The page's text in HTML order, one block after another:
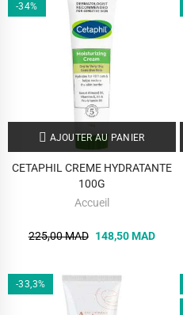
-34%
AJOUTER AU PANIER
CETAPHIL CREME HYDRATANTE
100G
Accueil
225,00 MAD 148,50 MAD
-33,3%